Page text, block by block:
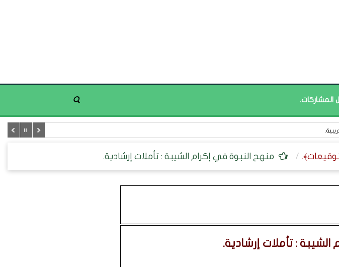
المشاركات.
التي لا تُعوَّض.
منهج النبوة في إكرام الشيبة : تأملات إرشادية.
: تأملات إرشادية.